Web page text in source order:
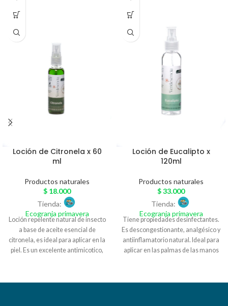
Loción de Citronela x 60
ml
Productos naturales
$ 18.000
Tienda:
Ecogranja primavera
Loción repelente natural de insecto
a base de aceite esencial de
citronela, es ideal para aplicar en la
piel. Es un excelente antimicotico,
Loción de Eucalipto x
120ml
Productos naturales
$33.000
Tienda:
Ecogranja primavera
Tiene propiedades desinfectantes.
Es descongestionante, analgésico y
antiinflamatorio natural. Ideal para
aplicar en las palmas de las manos